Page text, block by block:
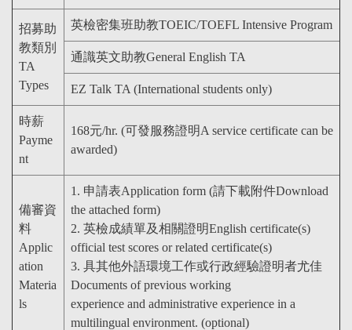
招募助
教類別
TA
Types
英檢密集班助教TOEIC/TOEFL Intensive Program
通識英文助教General English TA
EZ Talk TA (International students only)
時薪
Payme
nt
168元/hr. (可發服務證明A service certificate can be
awarded)
備審資
料
Applic
ation
Materia
ls
1. 申請表Application form (請下載附件Download
the attached form)
2. 英檢成績單及相關證明English certificate(s)
official test scores or related certificate(s)
3. 具其他外語環境工作或行政經驗證明者尤佳
Documents of previous working
experience and administrative experience in a
multilingual environment. (optional)